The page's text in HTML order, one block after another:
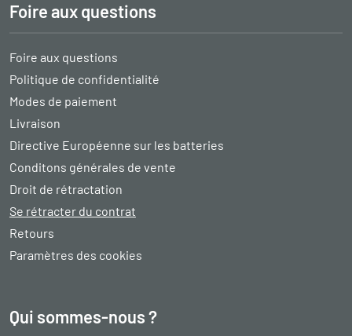
Foire aux questions
Foire aux questions
Politique de confidentialité
Modes de paiement
Livraison
Directive Européenne sur les batteries
Conditons générales de vente
Droit de rétractation
Se rétracter du contrat
Retours
Paramètres des cookies
Qui sommes-nous ?